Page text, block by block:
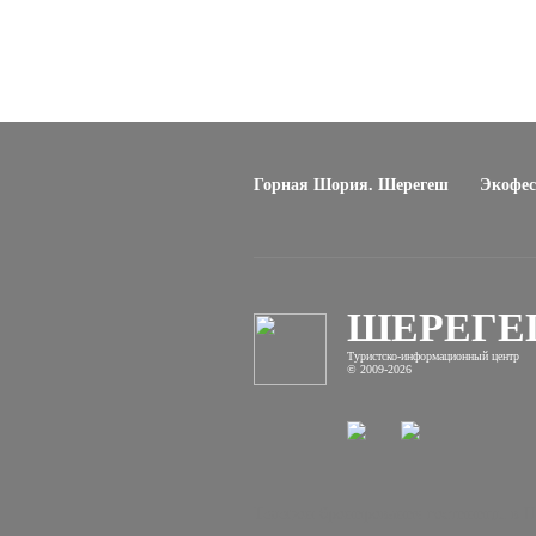
Горная Шория. Шерегеш
Туристско-информационный центр
© 2009-2026